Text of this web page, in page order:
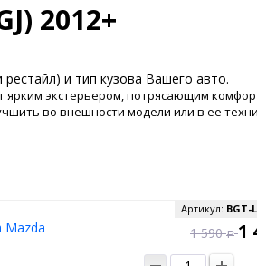
2012+
и тип кузова Вашего авто.
экстерьером, потрясающим
во внешности модели или в ее
Mazda
Артикул: BGT-
1 590 Р 1